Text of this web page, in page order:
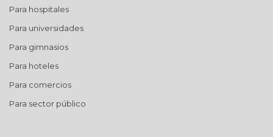
Para hospitales
Para universidades
Para gimnasios
Para hoteles
Para comercios
Para sector público